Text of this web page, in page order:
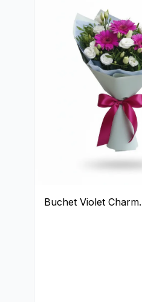
Buchet Violet Charm